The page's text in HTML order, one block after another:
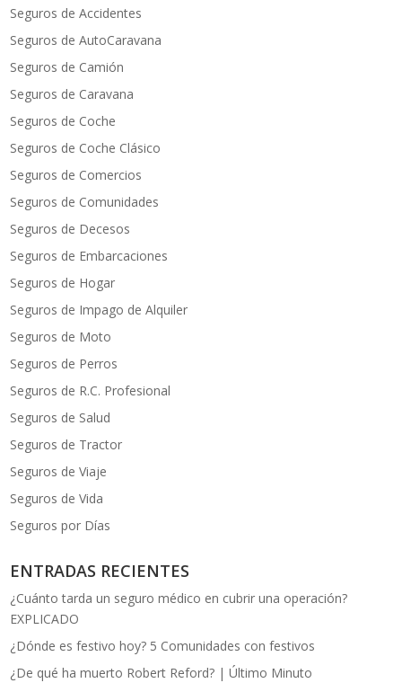
Seguros de Accidentes
Seguros de AutoCaravana
Seguros de Camión
Seguros de Caravana
Seguros de Coche
Seguros de Coche Clásico
Seguros de Comercios
Seguros de Comunidades
Seguros de Decesos
Seguros de Embarcaciones
Seguros de Hogar
Seguros de Impago de Alquiler
Seguros de Moto
Seguros de Perros
Seguros de R.C. Profesional
Seguros de Salud
Seguros de Tractor
Seguros de Viaje
Seguros de Vida
Seguros por Días
ENTRADAS RECIENTES
¿Cuánto tarda un seguro médico en cubrir una operación?
EXPLICADO
¿Dónde es festivo hoy? 5 Comunidades con festivos
¿De qué ha muerto Robert Reford? | Último Minuto